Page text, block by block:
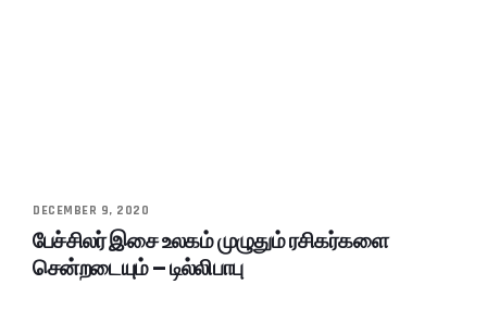
DECEMBER 9, 2020
பேச்சிலர் இசை உலகம் முழுதும் ரசிகர்களை
சென்றடையும் – டில்லிபாபு